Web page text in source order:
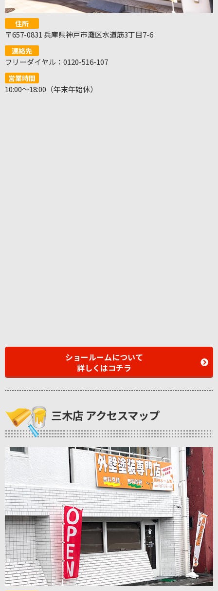
住所
〒657-0831 兵庫県神戸市灘区水道筋3丁目7-6
連絡先
フリーダイヤル：0120-516-107
営業時間
10:00～18:00（年末年始休）
ショールームについて
詳しくはコチラ
三木店 アクセスマップ